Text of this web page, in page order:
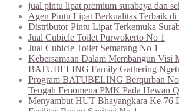
jual pintu lipat premium surabaya dan
Agen Pintu Lipat Berkualitas Terbaik di
Distributor Pintu Lipat Terkemuka
Jual Cubicle Toilet Purwokerto No 1
Jual Cubicle Toilet Semarang No 1
Kebersamaan Dalam Membangun Visi
BATUBELING Family Gathering
Program BATUBELING Berqurban
Tengah Fenomena PMK Pada Hewan
Menyambut HUT Bhayangkara Ke-76